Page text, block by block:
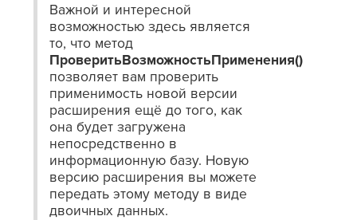
Важной и интересной
возможностью здесь является
то, что метод
ПроверитьВозможностьПрименения()
позволяет вам проверить
применимость новой версии
расширения ещё до того, как
она будет загружена
непосредственно в
информационную базу. Новую
версию расширения вы можете
передать этому методу в виде
двоичных данных.